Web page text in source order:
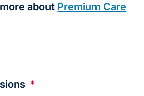
about Premium Care
*